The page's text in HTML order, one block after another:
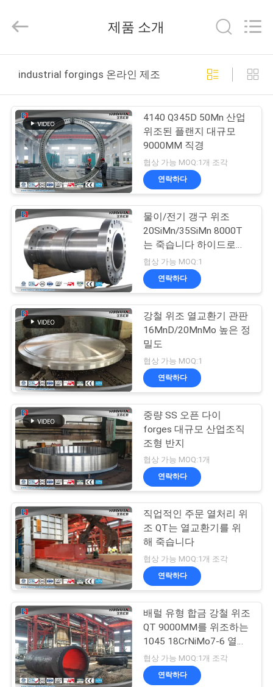
제
품
동
영
상
리
에
대
하
여
공
장
여
행
품
질
관
리
사
2026
JIANGSU
EQUIPMENT
Reserved.
제품 소개
industrial forgings 온라인 제조
4140 Q345D 50Mn 산업
위조된 플랜지 대규모
9000MM 직경
협상 가능 MOQ:1개 조각
연락하다
물이/전기 갱구 위조
20SiMn/35SiMn 8000T
는 죽습니다 하이드로프
레스 열립니다
협상 가능 MOQ:1
연락하다
강철 위조 열교환기 관판
16MnD/20MnMo 높은 정
밀도
협상 가능 MOQ:1
연락하다
중량 SS 오픈 다이
forges 대규모 산업조직
조형 반지
협상 가능 MOQ:1개
연락하다
직업적인 주문 열처리 위
조 QT는 열교환기를 위
해 죽습니다
협상 가능 MOQ:1개 조각
연락하다
배럴 유형 합금 강철 위조
QT 9000MM를 위조하는
1045 18CrNiMo7-6 열처
리
협상 가능 MOQ:1개 조각
연락하다